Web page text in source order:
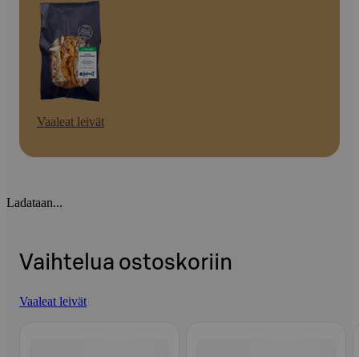
Vaaleat leivät
Ladataan...
Vaihtelua ostoskoriin
Vaaleat leivät